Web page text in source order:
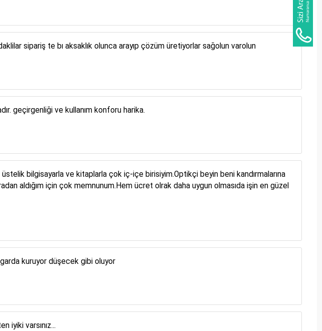
sipariş te bı aksaklık olunca arayıp çözüm üretiyorlar sağolun varolun
geçirgenliği ve kullanım konforu harika.
bilgisayarla ve kitaplarla çok iç-içe birisiyim.Optikçi beyin beni kandırmalarına
aldığım için çok memnunum.Hem ücret olrak daha uygun olmasıda işin en güzel
kuruyor düşecek gibi oluyor
iyiki varsınız...